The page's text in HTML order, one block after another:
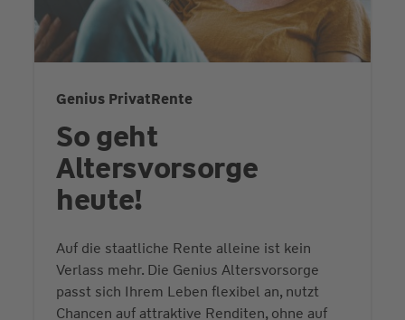
Genius PrivatRente
So geht
Altersvorsorge
heute!
Auf die staatliche Rente alleine ist kein
Verlass mehr. Die Genius Altersvorsorge
passt sich Ihrem Leben flexibel an, nutzt
Chancen auf attraktive Renditen, ohne auf